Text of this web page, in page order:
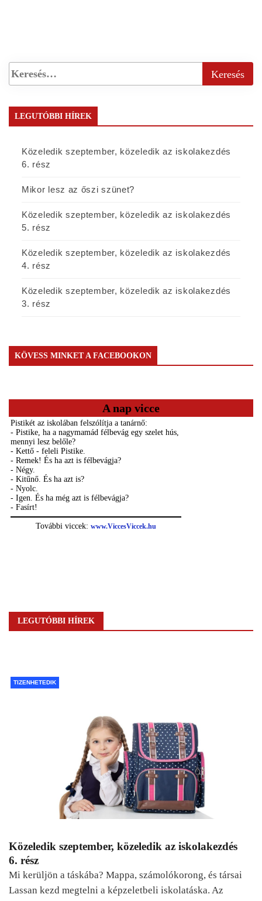
LEGUTÓBBI HÍREK
Közeledik szeptember, közeledik az iskolakezdés
6. rész
Mikor lesz az őszi szünet?
Közeledik szeptember, közeledik az iskolakezdés
5. rész
Közeledik szeptember, közeledik az iskolakezdés
4. rész
Közeledik szeptember, közeledik az iskolakezdés
3. rész
KÖVESS MINKET A FACEBOOKON
A nap vicce
LEGUTÓBBI HÍREK
TIZENHETEDIK
Közeledik szeptember, közeledik az iskolakezdés
6. rész
Mi kerüljön a táskába? Mappa, számolókorong, és társai
Lassan kezd megtelni a képzeletbeli iskolatáska. Az